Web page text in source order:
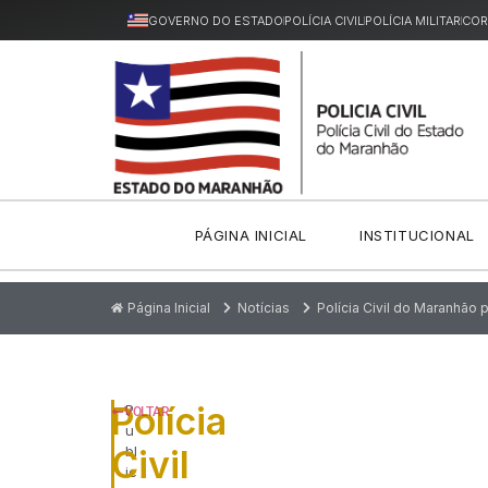
GOVERNO DO ESTADOPOLÍCIA CIVILPOLÍCIA MILITAR
PÁGINA INICIAL INSTITUCIONAL
Página Inicial Notícias Polícia Civil do Maranhão
P
u
bl
ic
Polícia
Civil
VOLTAR